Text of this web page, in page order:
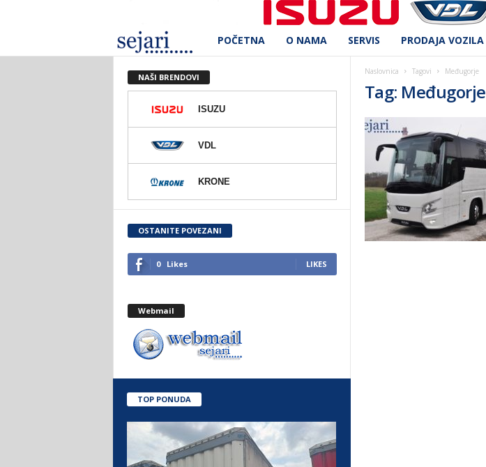
e
r
d
.
o
.
a
POČETNA O NAMA SERVIS PRODAJA VOZILA
Naslovnica Tagovi Međugorje
Tag: Međugorje
NAŠI BRENDOVI
ISUZU
VDL
KRONE
OSTANITE POVEZANI
0 Likes LIKES
Webmail
TOP PONUDA